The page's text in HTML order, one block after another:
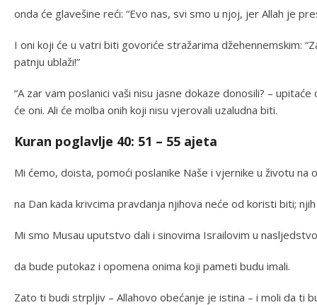
onda će glavešine reći: “Evo nas, svi smo u njoj, jer Allah je
I oni koji će u vatri biti govoriće stražarima džehennemskim:
patnju ublaži!”
“A zar vam poslanici vaši nisu jasne dokaze donosili? – upitaće
će oni. Ali će molba onih koji nisu vjerovali uzaludna biti.
Kuran poglavlje 40: 51 – 55 ajeta
Mi ćemo, doista, pomoći poslanike Naše i vjernike u životu
na Dan kada krivcima pravdanja njihova neće od koristi biti;
Mi smo Musau uputstvo dali i sinovima Israilovim u
da bude putokaz i opomena onima koji pameti budu imali.
Zato ti budi strpljiv – Allahovo obećanje je istina – i moli da ti